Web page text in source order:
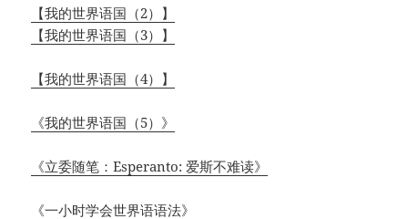
【我的世界语国（2）】
【我的世界语国（3）】
【我的世界语国（4）】
《我的世界语国（5）》
《立委随笔：Esperanto: 爱斯不难读》
《一小时学会世界语语法》